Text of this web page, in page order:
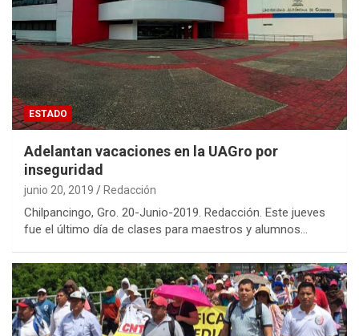
ESTADO
Adelantan vacaciones en la UAGro por
inseguridad
junio 20, 2019 Redacción
Chilpancingo, Gro. 20-Junio-2019. Redacción. Este jueves
fue el último día de clases para maestros y alumnos…